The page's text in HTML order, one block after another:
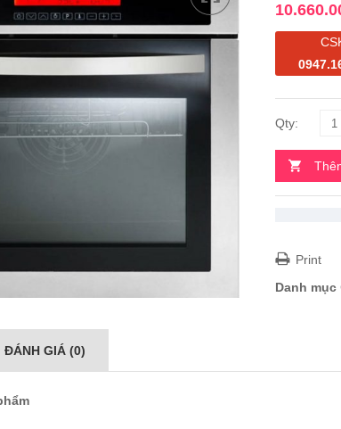
Print
Danh mục
ĐÁNH GIÁ (0)